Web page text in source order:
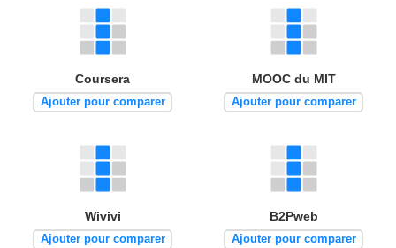
Coursera
Ajouter pour comparer
MOOC du MIT
Ajouter pour comparer
Wivivi
Ajouter pour comparer
B2Pweb
Ajouter pour comparer